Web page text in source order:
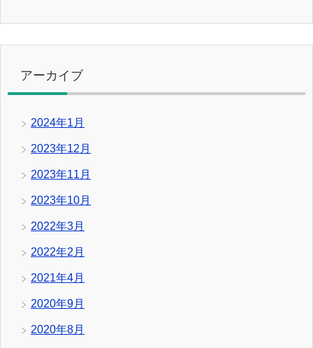
アーカイブ
2024年1月
2023年12月
2023年11月
2023年10月
2022年3月
2022年2月
2021年4月
2020年9月
2020年8月